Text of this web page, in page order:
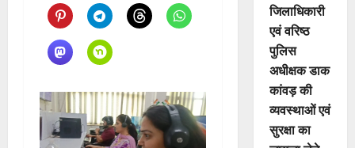
जिलाधिकारी
एवं वरिष्ठ
पुलिस
अधीक्षक डाक
कांवड़ की
व्यवस्थाओं एवं
सुरक्षा का